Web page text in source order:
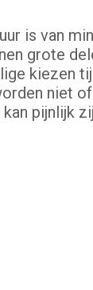
is van
grote
kiezen
niet
pijnlijk